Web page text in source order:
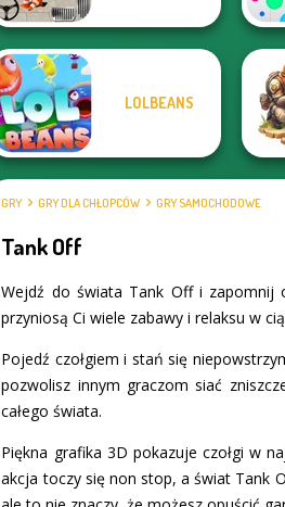
LOLBEANS
GRY GRY DLA CHŁOPCÓW GRY SAMOCHODOWE
Tank Off
Wejdź do świata Tank Off i zapomnij
przyniosą Ci wiele zabawy i relaksu w
Pojedź czołgiem i stań się
pozwolisz innym graczom siać
całego świata.
Piękna grafika 3D pokazuje czołgi w
akcja toczy się non stop, a świat Tank